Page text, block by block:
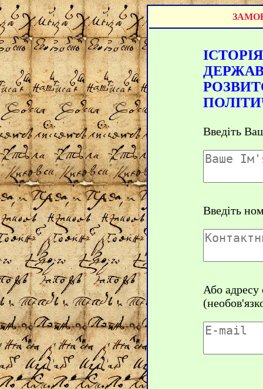
Введіть
Введіть
Або